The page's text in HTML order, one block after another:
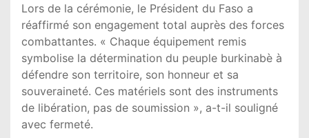
Lors de la cérémonie, le Président du Faso a
réaffirmé son engagement total auprès des forces
combattantes. « Chaque équipement remis
symbolise la détermination du peuple burkinabè à
défendre son territoire, son honneur et sa
souveraineté. Ces matériels sont des instruments
de libération, pas de soumission », a-t-il souligné
avec fermeté.